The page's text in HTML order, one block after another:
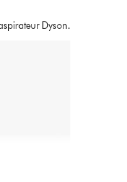
Dyson.